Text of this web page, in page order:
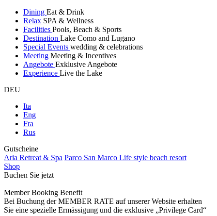
Dining Eat & Drink
Relax SPA & Wellness
Facilities Pools, Beach & Sports
Destination Lake Como and Lugano
Special Events wedding & celebrations
Meeting Meeting & Incentives
Angebote Exklusive Angebote
Experience Live the Lake
DEU
Ita
Eng
Fra
Rus
Gutscheine
Aria Retreat & Spa Parco San Marco Life style beach resort
Shop
Buchen Sie jetzt
Member Booking Benefit
Bei Buchung der MEMBER RATE auf unserer Website erhalten
Sie eine spezielle Ermässigung und die exklusive „Privilege Card“